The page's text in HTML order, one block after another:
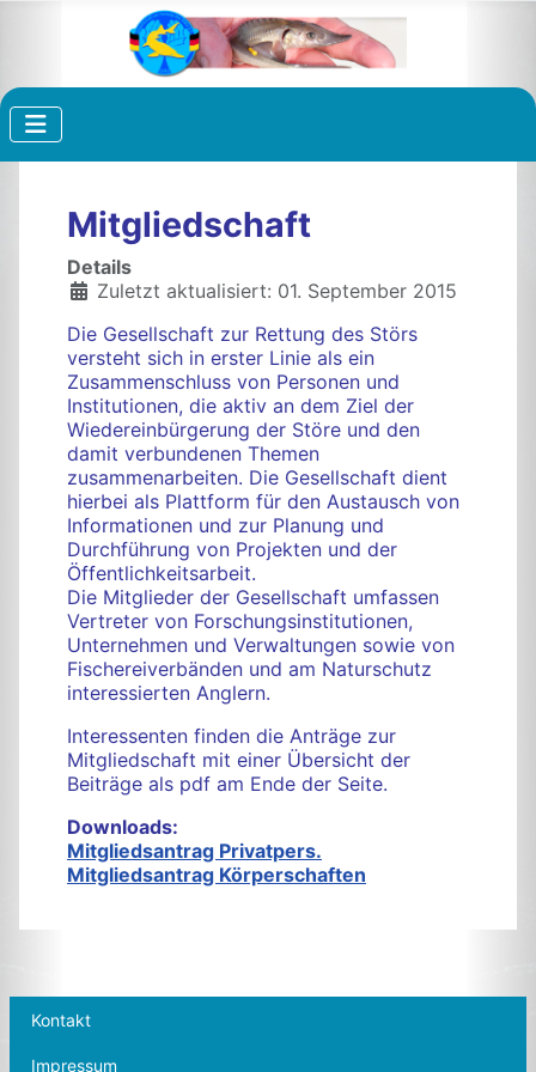
Mitgliedschaft
Details
Zuletzt aktualisiert: 01. September 2015
Die Gesellschaft zur Rettung des Störs
versteht sich in erster Linie als ein
Zusammenschluss von Personen und
Institutionen, die aktiv an dem Ziel der
Wiedereinbürgerung der Störe und den
damit verbundenen Themen
zusammenarbeiten. Die Gesellschaft dient
hierbei als Plattform für den Austausch von
Informationen und zur Planung und
Durchführung von Projekten und der
Öffentlichkeitsarbeit.
Die Mitglieder der Gesellschaft umfassen
Vertreter von Forschungsinstitutionen,
Unternehmen und Verwaltungen sowie von
Fischereiverbänden und am Naturschutz
interessierten Anglern.
Interessenten finden die Anträge zur
Mitgliedschaft mit einer Übersicht der
Beiträge als pdf am Ende der Seite.
Downloads:
Mitgliedsantrag Privatpers.
Mitgliedsantrag Körperschaften
Kontakt
Impressum